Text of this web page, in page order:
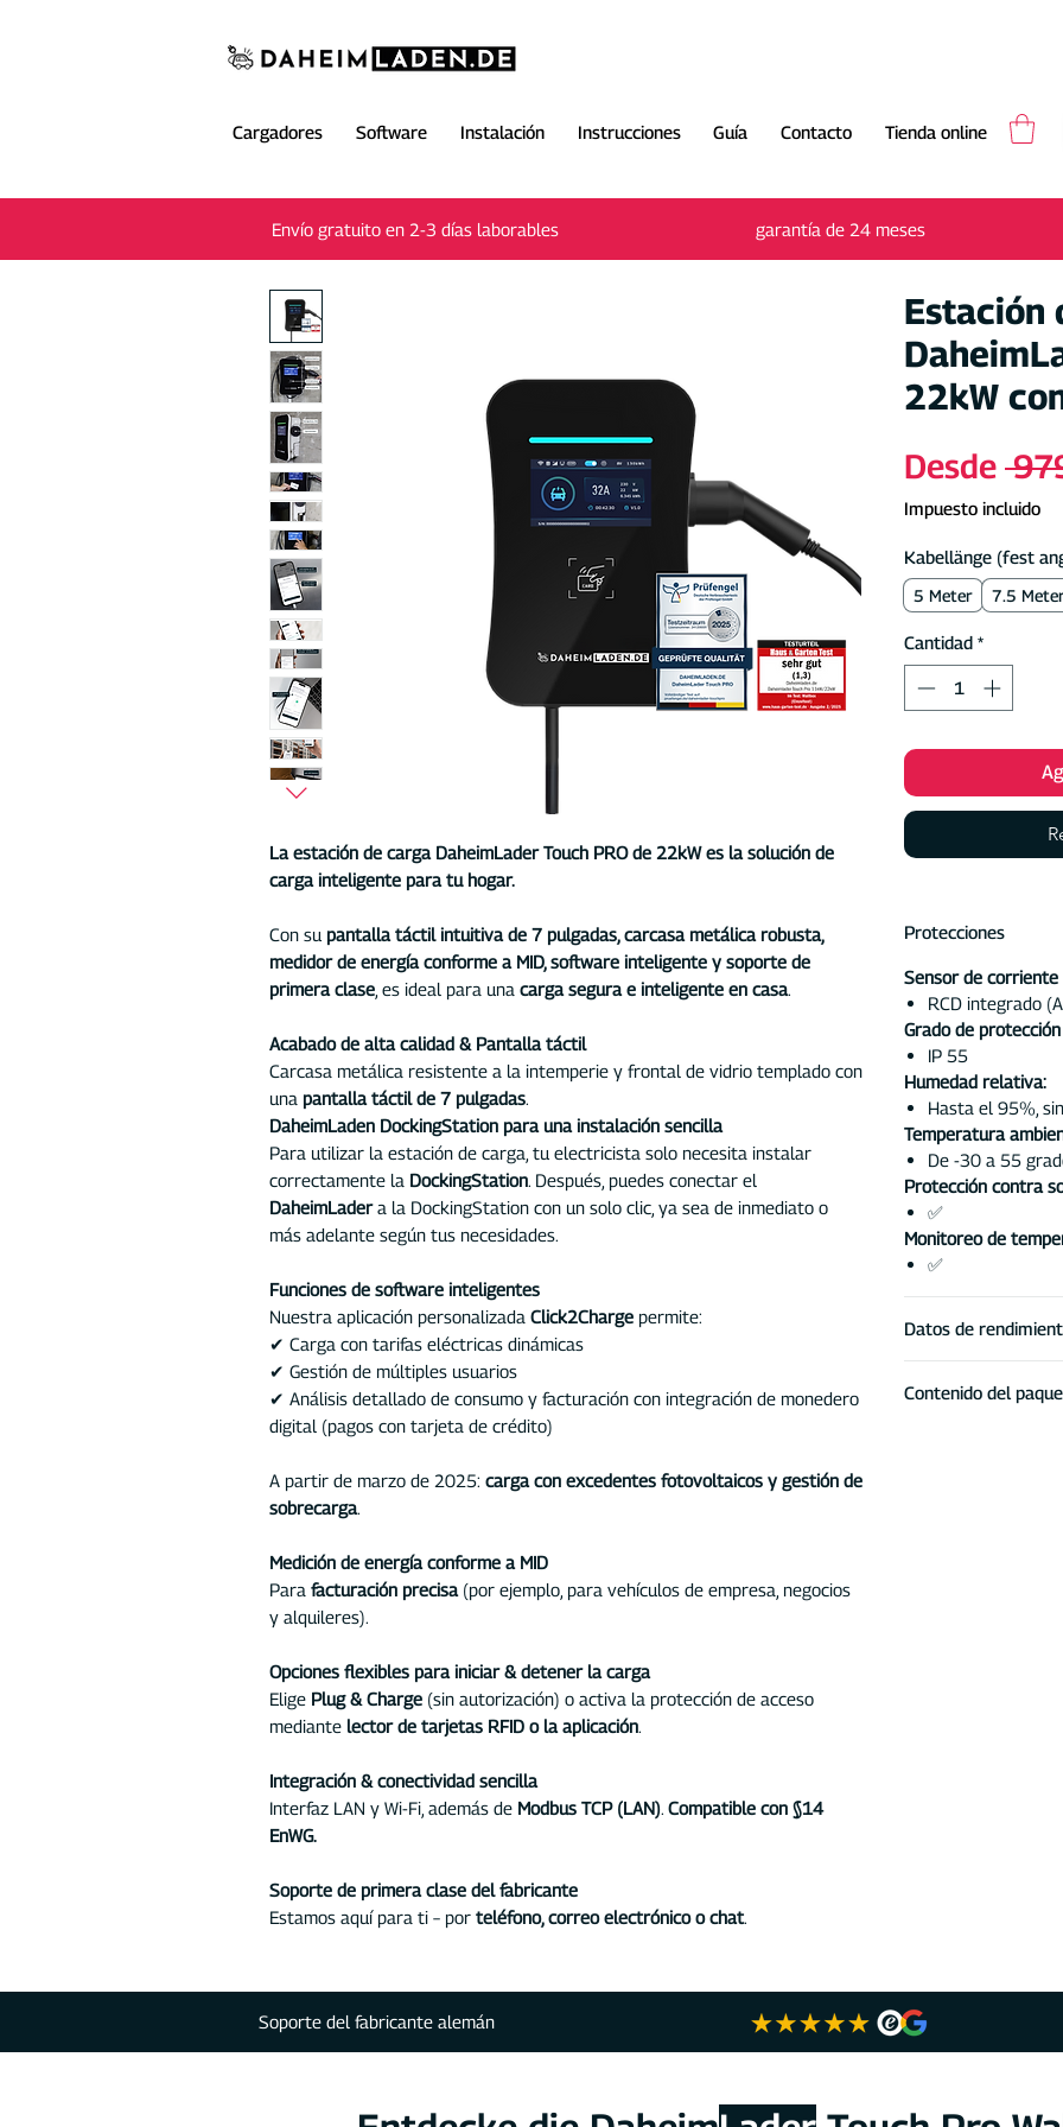
Cargadores Software Instalación Instrucciones Guía Contacto Tienda online
Envío gratuito en 2-3 días laborables
Envío gratuito en 2-3 días laborables garantía de 24 meses
La estación de carga DaheimLader Touch PRO de 22kW es la solución de
carga inteligente para tu hogar.
Con su pantalla táctil intuitiva de 7 pulgadas, carcasa metálica robusta,
medidor de energía conforme a MID, software inteligente y soporte de
primera clase , es ideal para una carga segura e inteligente en casa.
Acabado de alta calidad & Pantalla táctil
Carcasa metálica resistente a la intemperie y frontal de vidrio templado con
una pantalla táctil de 7 pulgadas.
DaheimLaden DockingStation para una instalación sencilla
Para utilizar la estación de carga, tu electricista solo necesita instalar
correctamente la DockingStation. Después, puedes conectar el
DaheimLadera la DockingStation con un solo clic, ya sea de inmediato o
más adelante según tus necesidades.
Funciones de software inteligentes
Nuestra aplicación personalizada Click2Charge permite:
✔ Carga con tarifas eléctricas dinámicas
✔ Gestión de múltiples usuarios
✔ Análisis detallado de consumo y facturación con integración de monedero
digital (pagos con tarjeta de crédito)
A partir de marzo de 2025: carga con excedentes fotovoltaicos y gestión de
sobrecarga.
Medición de energía conforme a MID
Para facturación precisa (por ejemplo, para vehículos de empresa, negocios
y alquileres).
Opciones flexibles para iniciar & detener la carga
Elige Plug & Charge (sin autorización) o activa la protección de acceso
mediante lector de tarjetas RFID o la aplicación.
Integración & conectividad sencilla
Interfaz LAN y Wi-Fi, además de Modbus TCP (LAN). Compatible con §14
EnWG.
Soporte de primera clase del fabricante
Estamos aquí para ti – por teléfono, correo electrónico o chat.
Estación
22kW
Desde
Impuesto incluido
Kabellänge (fest
5 Meter 7.5
Cantidad *
Protecciones
Sensor de corriente
RCD integrado
Grado de
IP 55
Humedad relativa:
Hasta el 95%,
Temperatura
De -30 a 55
Protección contra
✅
Monitoreo de
✅
Datos de
Conexión
Carga con
Integración
Contenido del
Soporte del fabricante alemán